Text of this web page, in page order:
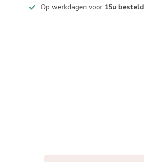
Op werkdagen voor 15u besteld